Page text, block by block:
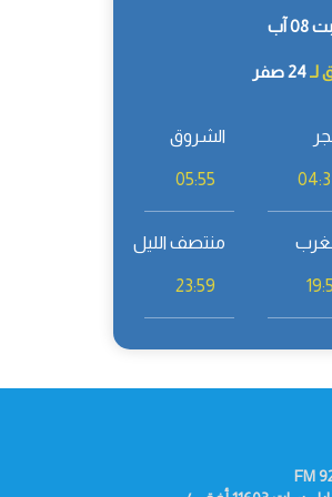
آب
لـ24 صفر
الشروق
05:55
منتصف الليل
23:59
FM